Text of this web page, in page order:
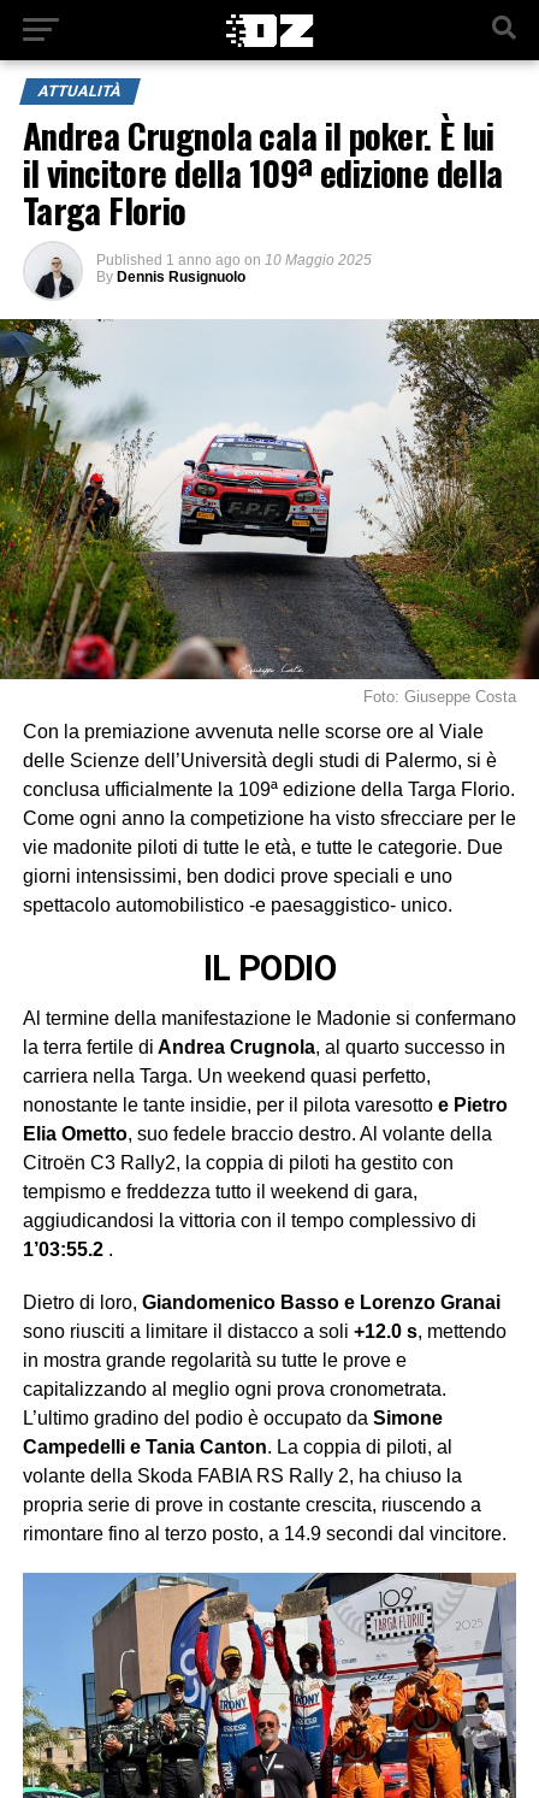
ATTUALITÀ
Andrea Crugnola cala il poker. È lui
il vincitore della 109ª edizione della
Targa Florio
Published 1 anno ago on 10 Maggio 2025
By Dennis Rusignuolo
Foto: Giuseppe Costa
Con la premiazione avvenuta nelle scorse ore al Viale
delle Scienze dell’Università degli studi di Palermo, si è
conclusa ufficialmente la 109ª edizione della Targa Florio.
Come ogni anno la competizione ha visto sfrecciare per le
vie madonite piloti di tutte le età, e tutte le categorie. Due
giorni intensissimi, ben dodici prove speciali e uno
spettacolo automobilistico -e paesaggistico- unico.
IL PODIO
Al termine della manifestazione le Madonie si confermano
la terra fertile di Andrea Crugnola, al quarto successo in
carriera nella Targa. Un weekend quasi perfetto,
nonostante le tante insidie, per il pilota varesottoe Pietro
Elia Ometto, suo fedele braccio destro. Al volante della
Citroën C3 Rally2, la coppia di piloti ha gestito con
tempismo e freddezza tutto il weekend di gara,
aggiudicandosi la vittoria con il tempo complessivo di
1’03:55.2.
Dietro di loro, Giandomenico Basso e Lorenzo Granai
sono riusciti a limitare il distacco a soli +12.0 s, mettendo
in mostra grande regolarità su tutte le prove e
capitalizzando al meglio ogni prova cronometrata.
L’ultimo gradino del podio è occupato da Simone
Campedelli e Tania Canton. La coppia di piloti, al
volante della Skoda FABIA RS Rally 2, ha chiuso la
propria serie di prove in costante crescita, riuscendo a
rimontare fino al terzo posto, a 14.9 secondi dal vincitore.